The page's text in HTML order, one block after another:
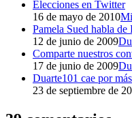
Elecciones en Twitter
16 de mayo de 2010
Pamela Sued habla de
12 de junio de 2009
Comparte nuestros
17 de junio de 2009
Duarte101 cae por
23 de septiembre de